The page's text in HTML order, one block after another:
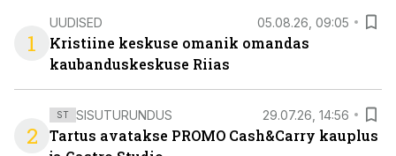
1
UUDISED 05.08.26, 09:05
Kristiine keskuse omanik omandas
kaubanduskeskuse Riias
2
ST SISUTURUNDUS 29.07.26, 14:56
Tartus avatakse PROMO Cash&Carry kauplus